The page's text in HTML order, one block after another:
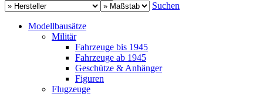
Suchen
Modellbausätze
Militär
Fahrzeuge bis 1945
Fahrzeuge ab 1945
Geschütze & Anhänger
Figuren
Flugzeuge